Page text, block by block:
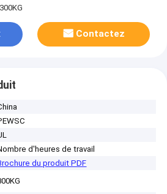
Contactez
d'heures de travail
du produit PDF